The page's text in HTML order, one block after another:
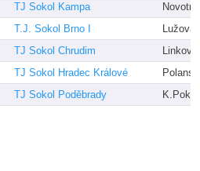
TJ Sokol Kampa
Novotná
T.J. Sokol Brno I
TJ Sokol Chrudim
Linková
TJ Sokol Hradec Králové
TJ Sokol Poděbrady